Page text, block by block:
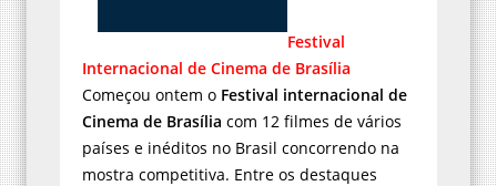
Festival
Internacional de Cinema de Brasília
Começou ontem o Festival internacional de
Cinema de Brasília com 12 filmes de vários
países e inéditos no Brasil concorrendo na
mostra competitiva. Entre os destaques